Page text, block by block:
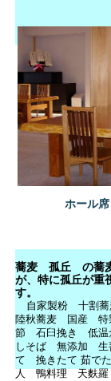
蕎麦 孤丘 の蕎麦
が、特に孤丘が重
す。
自家製粉 十割
陸秋蕎麦 国産 特
節 石臼挽き 低温
しそば 無添加
て 挽きたて 茹で
人 鴨料理 天麩
ホール席